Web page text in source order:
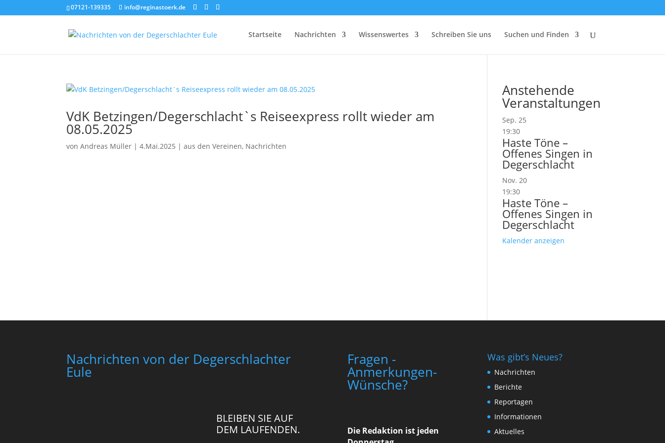
07121-139335 info@reginastoerk.de
Startseite Nachrichten Wissenswertes Schreiben Sie uns Suchen und Finden
VdK Betzingen/Degerschlacht`s Reiseexpress rollt wieder am
08.05.2025
vonAndreas Müller |4.Mai.2025 |aus den Vereinen, Nachrichten
Anstehende
Veranstaltungen
Sep.25
19:30
Haste Töne –
Offenes Singen in
Degerschlacht
Nov.20
19:30
Haste Töne –
Offenes Singen in
Degerschlacht
Kalender anzeigen
Nachrichten von der Degerschlachter
Eule
BLEIBEN SIE AUF
DEM LAUFENDEN.
Fragen -
Anmerkungen-
Wünsche?
Die Redaktion ist jeden
Was gibt’s Neues?
Nachrichten
Berichte
Reportagen
Informationen
Aktuelles